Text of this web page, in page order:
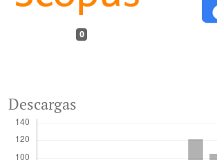
0
Descargas